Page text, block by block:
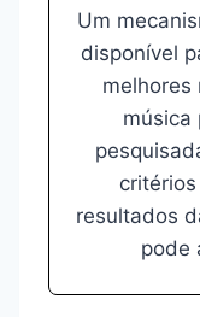
Um
disponível
melhores
música
resultados
pode